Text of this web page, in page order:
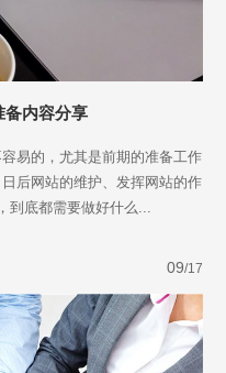
备内容分享
易的，尤其是前期的准备工作
后网站的维护、发挥网站的作
到底都需要做好什么...
09/17